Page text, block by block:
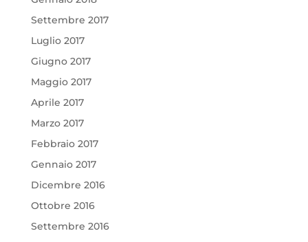
Settembre 2017
Luglio 2017
Giugno 2017
Maggio 2017
Aprile 2017
Marzo 2017
Febbraio 2017
Gennaio 2017
Dicembre 2016
Ottobre 2016
Settembre 2016